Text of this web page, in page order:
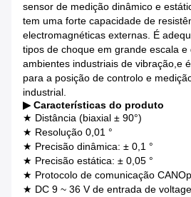
sensor de medição dinâmico e
tem uma forte capacidade de
electromagnéticas externas. É
tipos de choque em grande escala
ambientes industriais de vibração,e
para a posição de controlo e
industrial.
▶ Características do produto
★ Distância (biaxial ± 90°)
★ Resolução 0,01 °
★ Precisão dinâmica: ± 0,1 °
★ Precisão estática: ± 0,05 °
★ Protocolo de comunicação
★ DC 9 ~ 36 V de entrada de